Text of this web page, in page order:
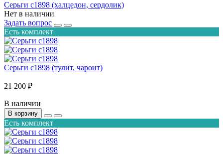
Серьги с1898 (халцедон, сердолик)
Нет в наличии
Задать вопрос
Есть комплект
Серьги с1898 (тулит, чароит)
21 200 ₽
В наличии
В корзину
Есть комплект